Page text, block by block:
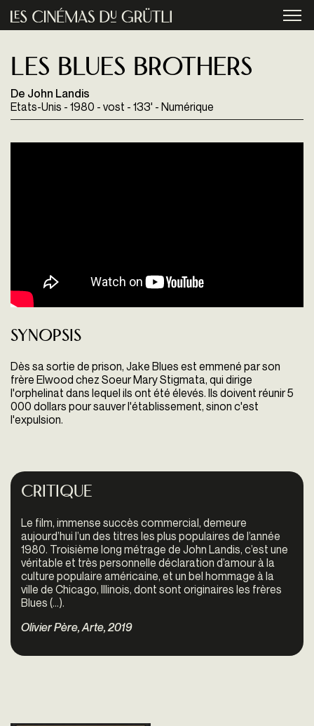
Aller au contenu principal
Les Blues Brothers
De John Landis
Etats-Unis - 1980 - vost - 133' - Numérique
Synopsis
Dès sa sortie de prison, Jake Blues est emmené par son
frère Elwood chez Soeur Mary Stigmata, qui dirige
l'orphelinat dans lequel ils ont été élevés. Ils doivent réunir 5
000 dollars pour sauver l'établissement, sinon c'est
l'expulsion.
Critique
Le film, immense succès commercial, demeure
aujourd’hui l’un des titres les plus populaires de l’année
1980. Troisième long métrage de John Landis, c’est une
véritable et très personnelle déclaration d’amour à la
culture populaire américaine, et un bel hommage à la
ville de Chicago, Illinois, dont sont originaires les frères
Blues (...).
Olivier Père, Arte, 2019